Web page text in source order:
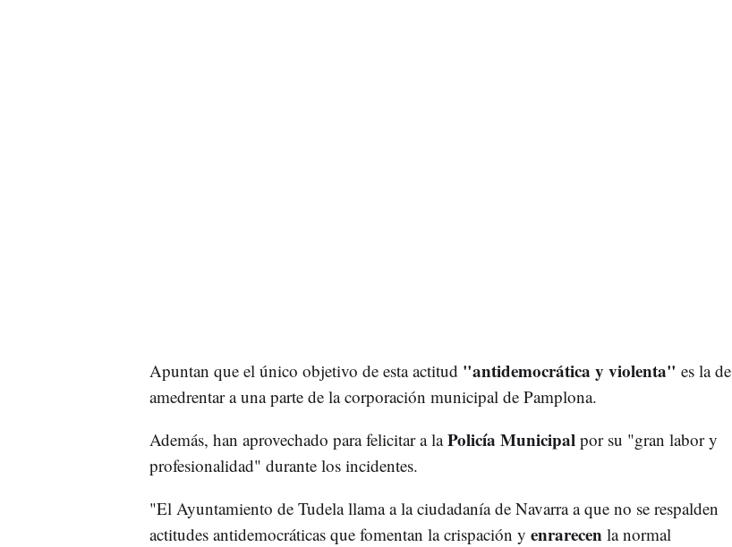
Apuntan que el único objetivo de esta actitud "antidemocrática y violenta" es la de
amedrentar a una parte de la corporación municipal de Pamplona.
Además, han aprovechado para felicitar a laPolicía Municipal por su "gran labor y
profesionalidad" durante los incidentes.
"El Ayuntamiento de Tudela llama a la ciudadanía de Navarra a que no se respalden
actitudes antidemocráticas que fomentan la crispación y enrarecen la normal